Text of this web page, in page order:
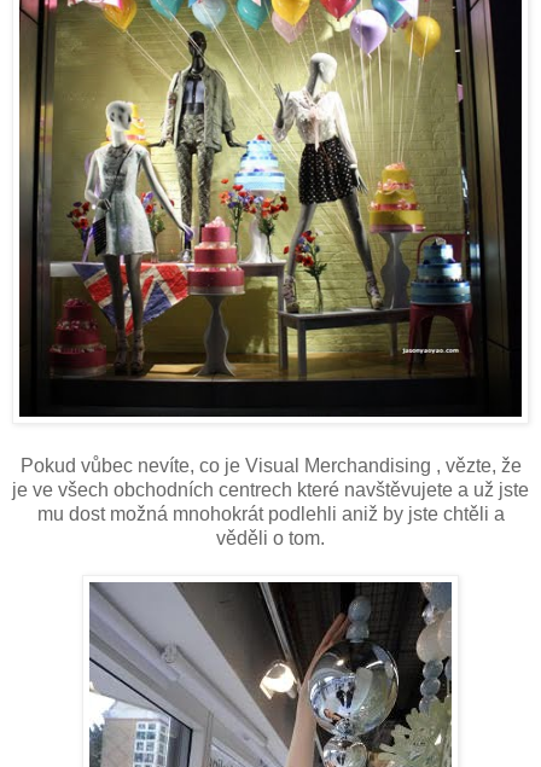
Pokud vůbec nevíte, co je Visual Merchandising , vězte, že
je ve všech obchodních centrech které navštěvujete a už jste
mu dost možná mnohokrát podlehli aniž by jste chtěli a
věděli o tom.